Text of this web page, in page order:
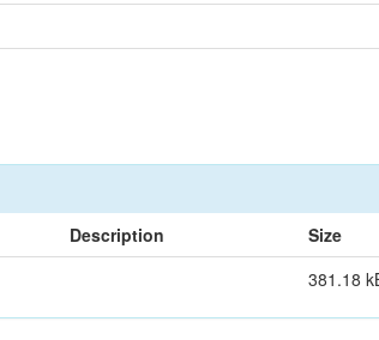
Description Size
381.18